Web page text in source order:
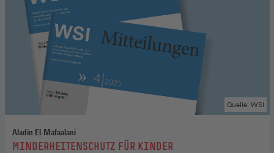
Aladin El-Mafaalani
:MINDERHEITENSCHUTZ FÜR KINDER
Quelle: WSI